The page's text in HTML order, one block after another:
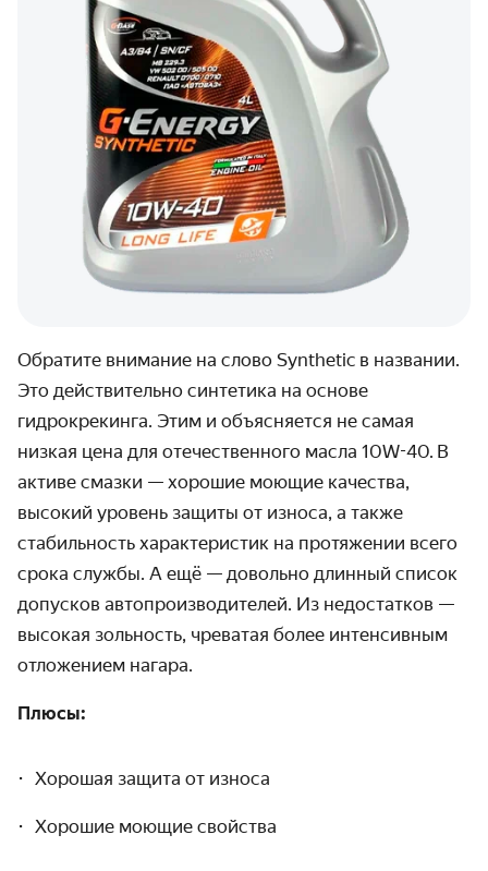
Обратите внимание на слово Synthetic в названии.
Это действительно синтетика на основе
гидрокрекинга. Этим и объясняется не самая
низкая цена для отечественного масла 10W-40. В
активе смазки — хорошие моющие качества,
высокий уровень защиты от износа, а также
стабильность характеристик на протяжении всего
срока службы. А ещё — довольно длинный список
допусков автопроизводителей. Из недостатков —
высокая зольность, чреватая более интенсивным
отложением нагара.
Плюсы:
Хорошая защита от износа
Хорошие моющие свойства